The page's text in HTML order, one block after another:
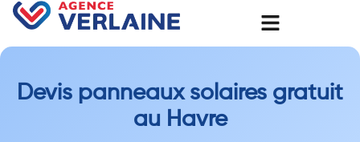
Devis panneaux solaires gratuit
au Havre